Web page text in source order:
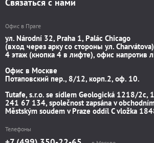
Офис в Праге
ул. Národní 32, Praha 1, Palác Chicago
(вход через арку со стороны ул. Charvátova)
4 этаж (кнопка 4 в лифте), офис напротив
Офис в Москве
Потаповский пер., 8/12, корп.2, оф. 10.
Tutafe, s.r.o. se sídlem Geologická 1218/2c,
241 67 134, společnost zapsána v
Městským soudem v Praze oddíl C vložka
Телефоны